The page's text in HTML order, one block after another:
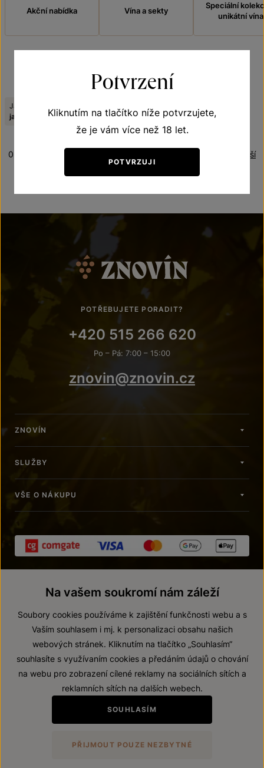
Akční nabídka Vína a sekty
Speciální
unikátní vína
Jakostní stupeň:
jakostní víno
Frankovka
Weinperky
Zrušit filtry
Nejlevnější
0 produktů
POTŘEBUJETE PORADIT?
+420 515 266 620
Po – Pá: 7:00 – 15:00
znovin@znovin.cz
ZNOVÍN
SLUŽBY
VŠE O NÁKUPU
© 2026 ZNOVÍN ZNOJMO, a. s.
Prohlášení o přístupnosti
Zákaz prodeje alkoholických nápojů osobám mladším 18 let.
VytvořilwebProgress
Potvrzení
Kliknutím na tlačítko níže potvrzujete,
že je vám více než 18 let.
POTVRZUJI
Na vašem soukromí nám záleží
Soubory cookies používáme k zajištění funkčnosti webu a s
Vaším souhlasem i mj. k personalizaci obsahu našich
webových stránek. Kliknutím na tlačítko „Souhlasím“
souhlasíte s využívaním cookies a předáním údajů o chování
na webu pro zobrazení cílené reklamy na sociálních sítích a
reklamních sítích na dalších webech.
SOUHLASÍM
PŘIJMOUT POUZE NEZBYTNÉ